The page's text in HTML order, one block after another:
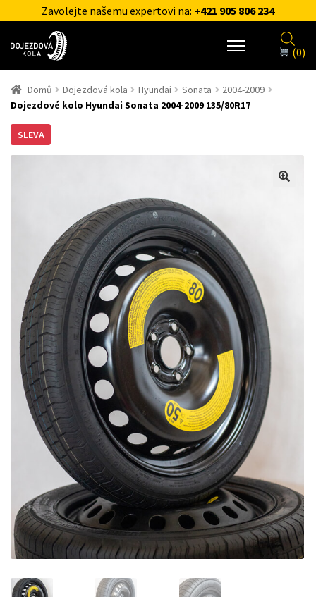
Zavolejte našemu expertovi na: +421 905 806 234
(0)
Domů Dojezdová kola Hyundai Sonata
2004-2009
Dojezdové kolo Hyundai Sonata 2004-2009 135/80R17
SLEVA